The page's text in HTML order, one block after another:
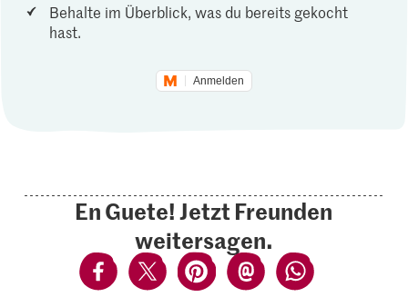
Behalte im Überblick, was du bereits gekocht
hast.
Anmelden
En Guete! Jetzt Freunden
weitersagen.